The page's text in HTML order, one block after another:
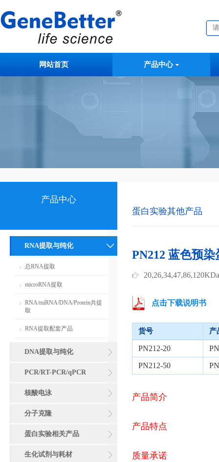
网站首页 产品中心
产品中心
RNA提取与纯化
总RNA提取
microRNA提取
RNA/miRNA/DNA/Protein共提
取
RNA提取配套产品
DNA提取与纯化
PCR/RT-PCR/qPCR
核酸电泳
分子克隆
蛋白实验相关产品
生化试剂与耗材
蛋白实验其他产品
PN212 蓝色预
20,26,34,47,86,120KDa
点击下载说明书
货号 产
PN212-20
PN212-50
产品简介
产品特点
质量承诺